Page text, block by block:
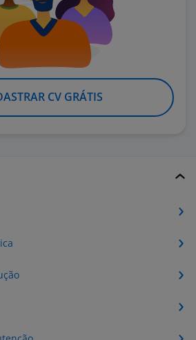
CV GRÁTIS